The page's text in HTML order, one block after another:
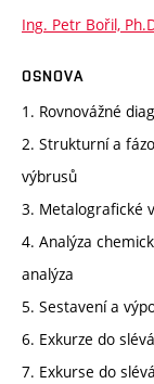
Ing. Petr Bořil,
OSNOVA
1. Rovnovážné
2. Strukturní a
výbrusů
3. Metalografické
4. Analýza
analýza
5. Sestavení a
6. Exkurze do
7. Exkurse do